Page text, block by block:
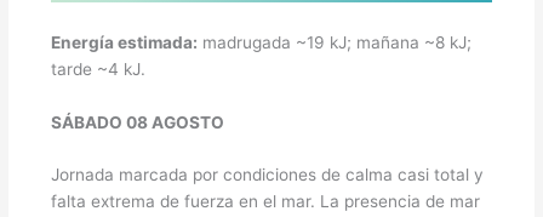
Energía estimada: madrugada ~19 kJ; mañana ~8 kJ;
tarde ~4 kJ.
SÁBADO 08 AGOSTO
Jornada marcada por condiciones de calma casi total y
falta extrema de fuerza en el mar. La presencia de mar